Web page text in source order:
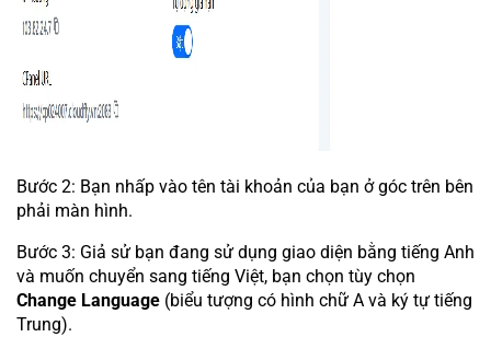
Bước 2: Bạn nhấp vào tên tài khoản của bạn ở góc trên bên
phải màn hình.
Bước 3: Giả sử bạn đang sử dụng giao diện bằng tiếng Anh
và muốn chuyển sang tiếng Việt, bạn chọn tùy chọn
Change Language (biểu tượng có hình chữ A và ký tự tiếng
Trung).